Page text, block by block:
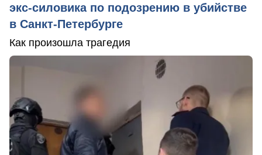
экс-силовика по подозрению в убийстве
в Санкт-Петербурге
Как произошла трагедия